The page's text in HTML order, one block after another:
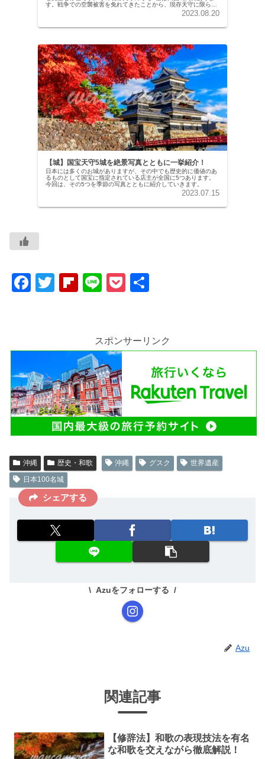
す。戦争での空襲被害を免れてきたことから、現存天守に限らず
貴重な文化財がたくさん残っている場所として知られています。
2023.08.20
【城】国宝天守5城を絶景写真とともに一挙紹介！
日本には多くのお城がありますが、その中でも歴史的に価値のあ
るものとして国宝に指定されている店主が全国に5つあります。
今回は、その5つを季節の写真とともに紹介していきます。
2023.07.15
F
b
o
o
k
T
Fl
ar
d
Li
P
et
スポンサーリンク
沖縄 歴史・和歌 沖縄 グスク
世界遺産
日本100名城
シェアする
Azuをフォローする
Azu
関連記事
【修辞法】和歌の表現技法を有名
な和歌を交えながら徹底解説！